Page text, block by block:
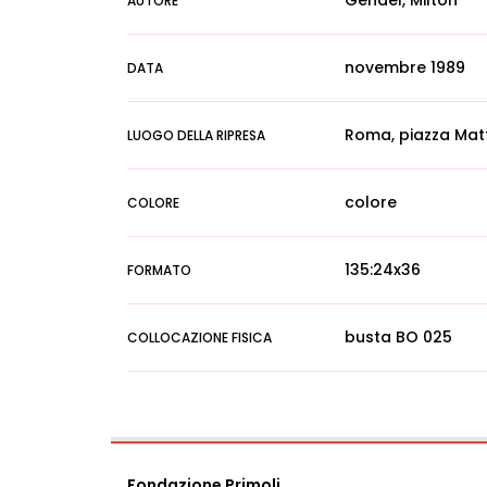
DATA novembre 1989
LUOGO DELLA RIPRESA Roma, piazza
COLORE colore
FORMATO 135:24x36
COLLOCAZIONE FISICA busta BO 025